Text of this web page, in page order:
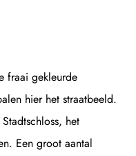
fraai gekleurde
hier het straatbeeld.
het
Een groot aantal